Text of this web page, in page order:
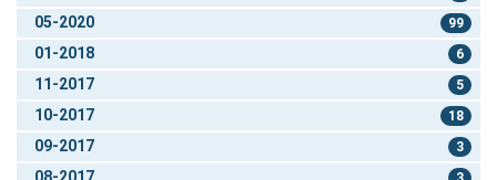
05-2020 99
01-2018 6
11-2017 5
10-2017 18
09-2017 3
08-2017